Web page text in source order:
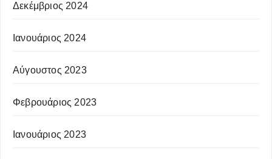
Δεκέμβριος 2024
Ιανουάριος 2024
Αύγουστος 2023
Φεβρουάριος 2023
Ιανουάριος 2023